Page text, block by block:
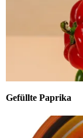
Gefüllte Paprika